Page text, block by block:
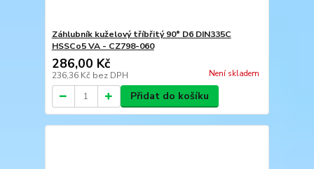
Záhlubník kuželový tříbřitý 90° D6 DIN335C
HSSCo5 VA - CZ798-060
286,00 Kč
236,36 Kč bez DPH Není skladem
Přidat do košíku